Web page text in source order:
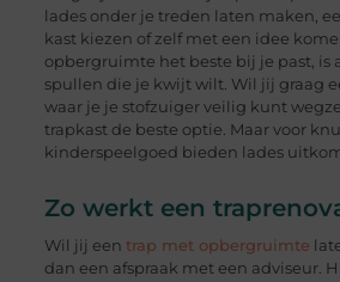
lades onder je treden laten maken,
kast kiezen of zelf met een idee
opbergruimte het beste bij je past, is
spullen die je kwijt wilt. Wil jij graag
waar je je stofzuiger veilig kunt
trapkast de beste optie. Maar voor
kinderspeelgoed bieden lades
Zo werkt een
Wil jij een trap met opbergruimte
dan een afspraak met een adviseur.